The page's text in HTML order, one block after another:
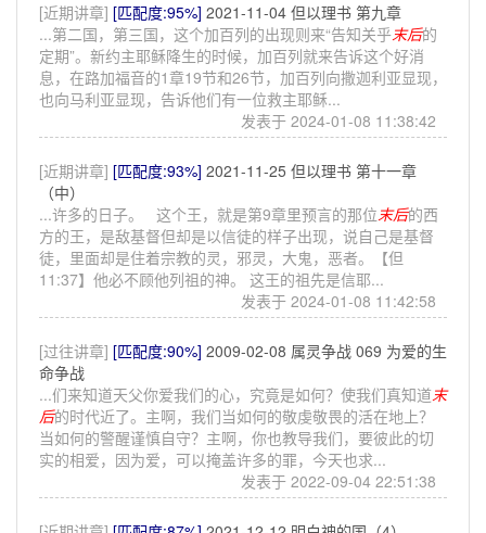
[近期讲章] [匹配度:95%] 2021-11-04 但以理书 第九章
...第二国，第三国，这个加百列的出现则来“告知关乎末后的
定期”。新约主耶稣降生的时候，加百列就来告诉这个好消
息，在路加福音的1章19节和26节，加百列向撒迦利亚显现，
也向马利亚显现，告诉他们有一位救主耶稣...
发表于 2024-01-08 11:38:42
[近期讲章] [匹配度:93%] 2021-11-25 但以理书 第十一章
（中）
...许多的日子。 这个王，就是第9章里预言的那位末后的西
方的王，是敌基督但却是以信徒的样子出现，说自己是基督
徒，里面却是住着宗教的灵，邪灵，大鬼，恶者。【但
11:37】他必不顾他列祖的神。 这王的祖先是信耶...
发表于 2024-01-08 11:42:58
[过往讲章] [匹配度:90%] 2009-02-08 属灵争战 069 为爱的生
命争战
...们来知道天父你爱我们的心，究竟是如何？使我们真知道末
后的时代近了。主啊，我们当如何的敬虔敬畏的活在地上？
当如何的警醒谨慎自守？主啊，你也教导我们，要彼此的切
实的相爱，因为爱，可以掩盖许多的罪，今天也求...
发表于 2022-09-04 22:51:38